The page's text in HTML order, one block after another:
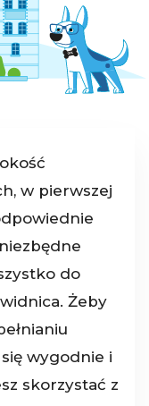
w pierwszej
do
Żeby
wygodnie i
skorzystać z